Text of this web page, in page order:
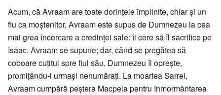
Acum, că Avraam are toate dorinţele împlinite, chiar şi un
fiu ca moştenitor, Avraam este supus de Dumnezeu la cea
mai grea încercare a credinţei sale: îi cere să îl sacrifice pe
Isaac. Avraam se supune; dar, când se pregătea să
coboare cuţitul spre fiul său, Dumnezeu îl opreşte,
promiţându-i urmaşi nenumăraţi. La moartea Sarrei,
Avraam cumpără peştera Macpela pentru înmormântarea